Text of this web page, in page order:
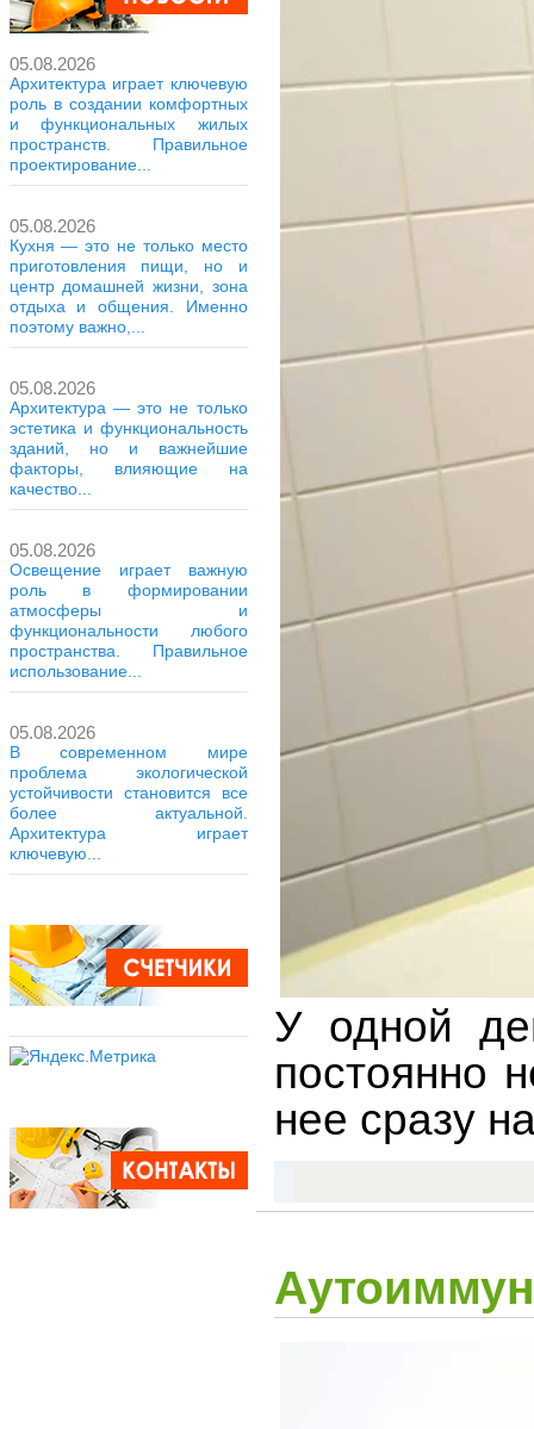
05.08.2026
Архитектура играет ключевую
роль в создании комфортных
и функциональных жилых
пространств. Правильное
проектирование...
05.08.2026
Кухня — это не только место
приготовления пищи, но и
центр домашней жизни, зона
отдыха и общения. Именно
поэтому важно,...
05.08.2026
Архитектура — это не только
эстетика и функциональность
зданий, но и важнейшие
факторы, влияющие на
качество...
05.08.2026
Освещение играет важную
роль в формировании
атмосферы и
функциональности любого
пространства. Правильное
использование...
05.08.2026
В современном мире
проблема экологической
устойчивости становится все
более актуальной.
Архитектура играет
ключевую...
У одной
постоянно
нее сразу